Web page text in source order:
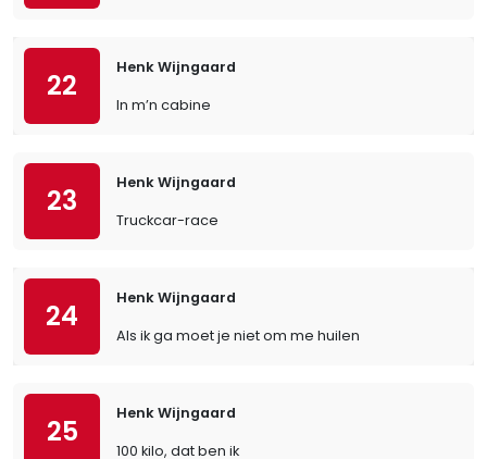
22
Henk Wijngaard
In m’n cabine
23
Henk Wijngaard
Truckcar-race
24
Henk Wijngaard
Als ik ga moet je niet om me huilen
25
Henk Wijngaard
100 kilo, dat ben ik